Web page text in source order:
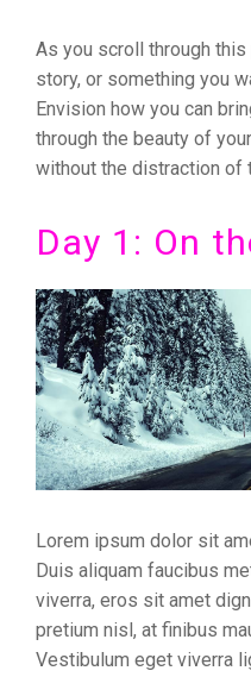
As you scroll through
story, or something you
Envision how you can
through the beauty of
without the distraction of
Day 1: On
Lorem ipsum dolor sit
Duis aliquam faucibus
viverra, eros sit amet
pretium nisl, at finibus
Vestibulum eget viverra